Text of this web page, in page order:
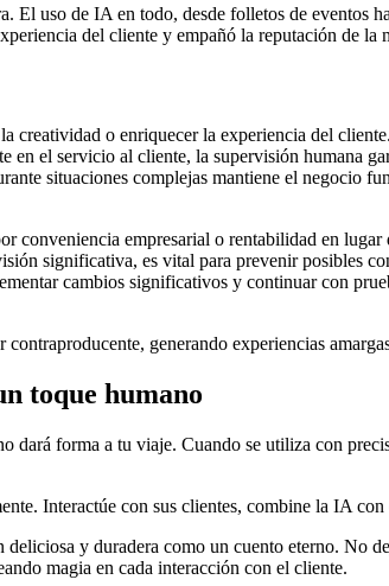
uso de IA en todo, desde folletos de eventos
del cliente y empañó la reputación de la
creatividad o enriquecer la experiencia del
en el servicio al cliente, la supervisión humana
situaciones complejas mantiene el negocio
empresarial o rentabilidad en
significativa, es vital para prevenir posibles
cambios significativos y continuar con
generando experiencias
toque humano
dará forma a tu viaje. Cuando se utiliza con
Interactúe con sus clientes, combine la IA
y duradera como un cuento eterno. No
magia en cada interacción con el cliente.